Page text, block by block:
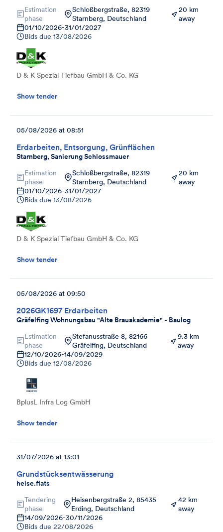
Estimation
phase
Schloßbergstraße, 82319
Starnberg, Deutschland
20 km
away
01/10/2026-31/01/2027
Bids due 13/08/2026
D & K Spezial Tiefbau GmbH & Co. KG
Show tender
Erdarbeiten, Entsorgung, Grünflächen
Starnberg, Sanierung Schlossmauer
05/08/2026 at 08:51
Estimation
phase
Schloßbergstraße, 82319
Starnberg, Deutschland
20 km
away
01/10/2026-31/01/2027
Bids due 13/08/2026
D & K Spezial Tiefbau GmbH & Co. KG
Show tender
2026GK1697 Erdarbeiten
Gräfelfing Wohnungsbau "Alte Brauakademie" - Baulog
05/08/2026 at 09:50
Estimation
phase
Stefanusstraße 8, 82166
Gräfelfing, Deutschland
9.3 km
away
12/10/2026-14/09/2029
Bids due 12/08/2026
BplusL Infra Log GmbH
Show tender
Grundstücksentwässerung
heise.flats
31/07/2026 at 13:01
Tendering
phase
Heisenbergstraße 2, 85435
Erding, Deutschland
42 km
away
14/09/2026-30/11/2026
Bids due 22/08/2026